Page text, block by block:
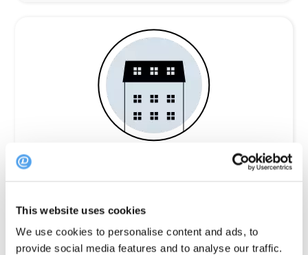
This website uses cookies
We use cookies to personalise content and ads, to
provide social media features and to analyse our traffic.
Un seul restaurant
Attirez davantage de clients en offrant à vos